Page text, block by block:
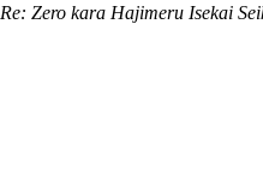
Re: Zero kara Hajimeru Isekai